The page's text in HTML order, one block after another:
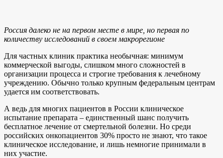
Россия далеко не на первом месте в мире, но первая по
количеству исследований в своем макрорегионе
Для частных клиник практика необычная: минимум
коммерческой выгоды, слишком много сложностей в
организации процесса и строгие требования к лечебному
учреждению. Обычно только крупным федеральным центрам
удается им соответствовать.
А ведь для многих пациентов в России клиническое
испытание препарата – единственный шанс получить
бесплатное лечение от смертельной болезни. Но среди
российских онкопациентов 30% просто не знают, что такое
клиническое исследование, и лишь немногие принимали в
них участие.